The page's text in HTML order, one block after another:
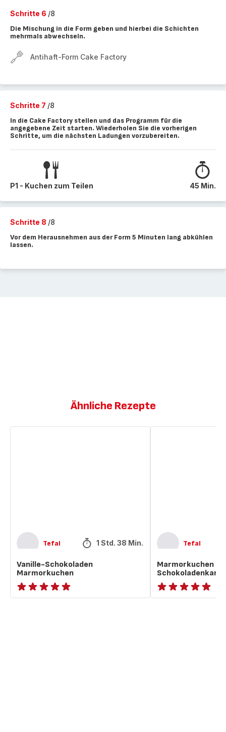
Schritte 6 /8
Die Mischung in die Form geben und hierbei die Schichten
mehrmals abwechseln.
Antihaft-Form Cake Factory
Schritte 7 /8
In die Cake Factory stellen und das Programm für die
angegebene Zeit starten. Wiederholen Sie die vorherigen
Schritte, um die nächsten Ladungen vorzubereiten.
P1 - Kuchen zum Teilen 45 Min.
Schritte 8 /8
Vor dem Herausnehmen aus der Form 5 Minuten lang abkühlen
lassen.
Ähnliche Rezepte
Tefal 1 Std. 38 Min.
Vanille-Schokoladen
Marmorkuchen
ratings.NaN
Tefal
Marmorkuchen
ratings.NaN